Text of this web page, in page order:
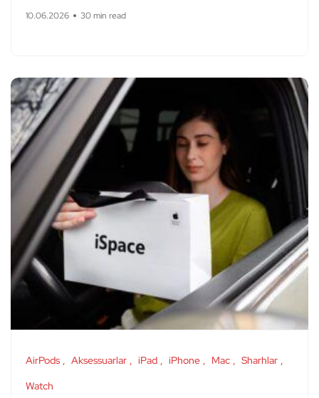
10.06.2026 30 min read
AirPods Aksessuarlar iPad iPhone Mac
Sharhlar
Watch